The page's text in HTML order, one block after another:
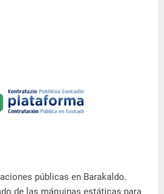
públicas en Barakaldo.
de las máquinas estáticas para